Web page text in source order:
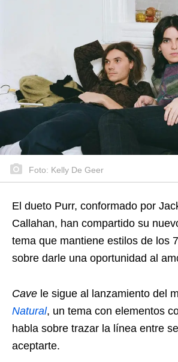
Foto: Kelly De Geer
El dueto Purr, conformado por
Callahan, han compartido su
tema que mantiene estilos de los
sobre darle una oportunidad al
Cave le sigue al lanzamiento del
Natural, un tema con elementos
habla sobre trazar la línea entre
aceptarte.